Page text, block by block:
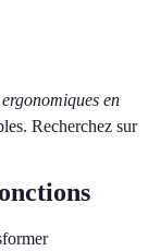
en
Recherchez sur